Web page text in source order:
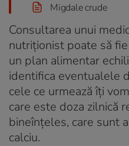
Migdale crude
Consultarea unui
nutriționist poate să
un plan alimentar
identifica eventualele
cele ce urmează îți
care este doza zilnică
bineînțeles, care sunt
calciu.